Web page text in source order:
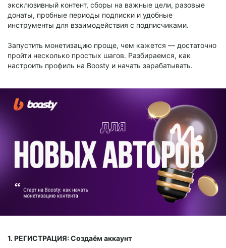
эксклюзивный контент, сборы на важные цели, разовые
донаты, пробные периоды подписки и удобные
инструменты для взаимодействия с подписчиками.
Запустить монетизацию проще, чем кажется — достаточно
пройти несколько простых шагов. Разбираемся, как
настроить профиль на Boosty и начать зарабатывать.
1. РЕГИСТРАЦИЯ: Создаём аккаунт